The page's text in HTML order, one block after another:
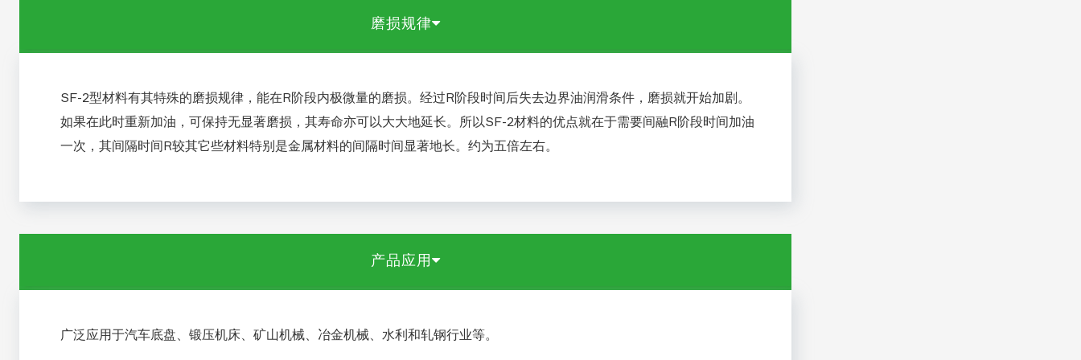
磨损规律
SF-2型材料有其特殊的磨损规律，能在R阶段内极微量的磨损。经过R阶段时间后失去边界油润滑条件，磨损就开始加剧。
如果在此时重新加油，可保持无显著磨损，其寿命亦可以大大地延长。所以SF-2材料的优点就在于需要间融R阶段时间加油
一次，其间隔时间R较其它些材料特别是金属材料的间隔时间显著地长。约为五倍左右。
产品应用
广泛应用于汽车底盘、锻压机床、矿山机械、冶金机械、水利和轧钢行业等。